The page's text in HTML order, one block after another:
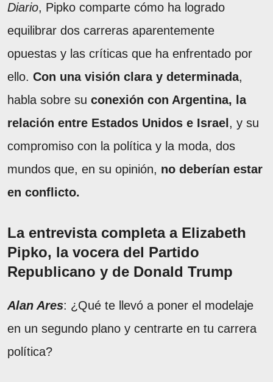
Diario, Pipko comparte cómo ha logrado
equilibrar dos carreras aparentemente
opuestas y las críticas que ha enfrentado por
ello. Con una visión clara y determinada,
habla sobre su conexión con Argentina, la
relación entre Estados Unidos e Israel , y su
compromiso con la política y la moda, dos
mundos que, en su opinión, no deberían estar
en conflicto.
La entrevista completa a Elizabeth
Pipko, la vocera del Partido
Republicano y de Donald Trump
Alan Ares: ¿Qué te llevó a poner el modelaje
en un segundo plano y centrarte en tu carrera
política?